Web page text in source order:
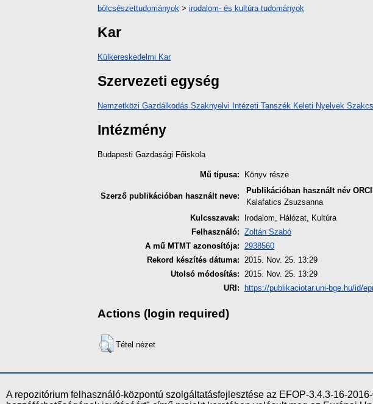
bölcsészettudományok > irodalom- és kultúra tudományok
Kar
Külkereskedelmi Kar
Szervezeti egység
Nemzetközi Gazdálkodás Szaknyelvi Intézeti Tanszék Keleti Nyelvek
Intézmény
Budapesti Gazdasági Főiskola
Mű típusa: Könyv része
Szerző publikációban használt neve:
Publikációban használt név
Kalafatics Zsuzsanna
Kulcsszavak:
Irodalom, Hálózat, Kultúra
Felhasználó: Zoltán Szabó
A mű MTMT azonosítója: 2938560
Rekord készítés dátuma: 2015. Nov. 25. 13:29
Utolsó módosítás: 2015. Nov. 25. 13:29
URI:
https://publikaciotar.uni-bge.hu/id/
Actions (login required)
Tétel nézet
A repozitórium felhasználó-központú szolgáltatásfejlesztése az EFOP-3.4.3-16-